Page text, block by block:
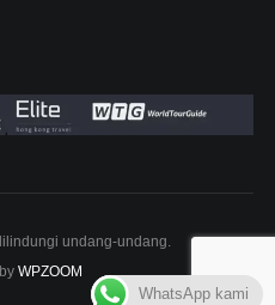
undang-undang.
WPZOOM
WhatsApp kami